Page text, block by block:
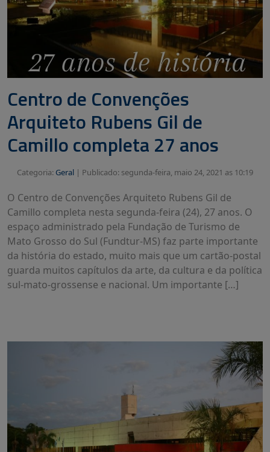
Centro de Convenções
Arquiteto Rubens Gil de
Camillo completa 27 anos
Categoria: Geral | Publicado: segunda-feira, maio 24, 2021 as 10:19
O Centro de Convenções Arquiteto Rubens Gil de
Camillo completa nesta segunda-feira (24), 27 anos. O
espaço administrado pela Fundação de Turismo de
Mato Grosso do Sul (Fundtur-MS) faz parte importante
da história do estado, muito mais que um cartão-postal
guarda muitos capítulos da arte, da cultura e da política
sul-mato-grossense e nacional. Um importante […]